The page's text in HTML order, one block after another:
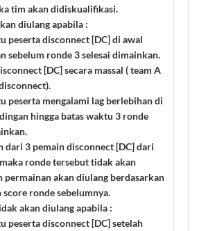
tim akan didiskualifikasi.
diulang apabila :
peserta disconnect [DC] di awal
sebelum ronde 3 selesai dimainkan.
[DC] secara massal ( team A
peserta mengalami lag berlebihan di
hingga batas waktu 3 ronde
dari 3 pemain disconnect [DC] dari
ronde tersebut tidak akan
permainan akan diulang berdasarkan
ronde sebelumnya.
akan diulang apabila :
peserta disconnect [DC] setelah